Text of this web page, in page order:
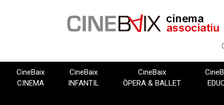
CineBaix
CINEMA
CineBaix
INFANTIL
CineBaix
ÒPERA & BALLET